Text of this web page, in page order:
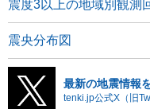
震度3以上の地域別観測
震央分布図
最新の地震情報
tenki.jp公式X（旧